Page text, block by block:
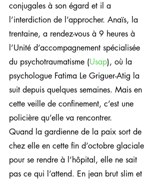
conjugales à son égard et il a
l’interdiction de l’approcher. Anaïs, la
trentaine, a rendez-vous à 9 heures à
l’Unité d’accompagnement spécialisée
du psychotraumatisme (Usap), où la
psychologue Fatima Le Griguer-Atig la
suit depuis quelques semaines. Mais en
cette veille de confinement, c’est une
policière qu’elle va rencontrer.
Quand la gardienne de la paix sort de
chez elle en cette fin d’octobre glaciale
pour se rendre à l’hôpital, elle ne sait
pas ce qui l’attend. En jean brut slim et